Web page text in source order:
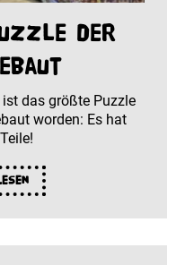
der
das größte Puzzle
worden: Es hat